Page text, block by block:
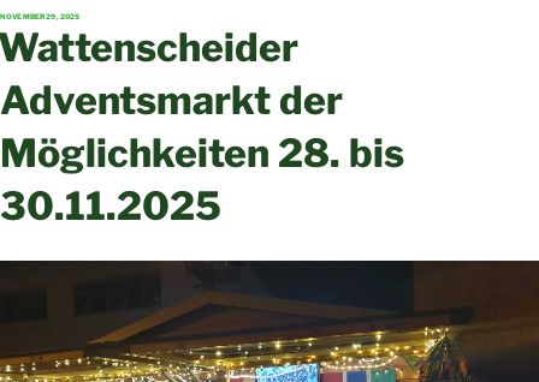
VERÖFFENTLICHT
NOVEMBER 29, 2025
Adventsmarkt der
Möglichkeiten 28. bis
30.11.2025